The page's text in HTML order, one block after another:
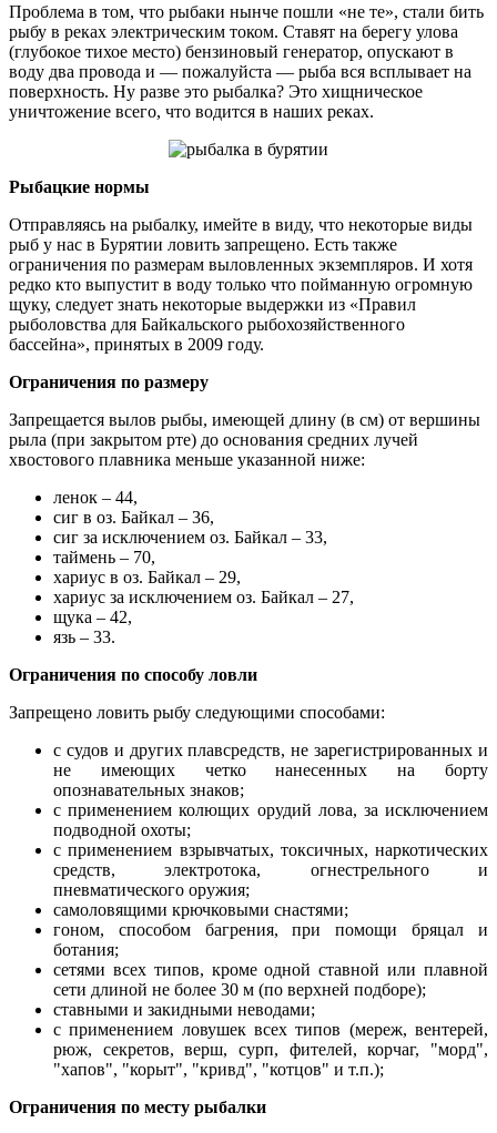
Проблема в том, что рыбаки нынче пошли «не те», стали бить
рыбу в реках электрическим током. Ставят на берегу улова
(глубокое тихое место) бензиновый генератор, опускают в
воду два провода и — пожалуйста — рыба вся всплывает на
поверхность. Ну разве это рыбалка? Это хищническое
уничтожение всего, что водится в наших реках.
Рыбацкие нормы
Отправляясь на рыбалку, имейте в виду, что некоторые виды
рыб у нас в Бурятии ловить запрещено. Есть также
ограничения по размерам выловленных экземпляров. И хотя
редко кто выпустит в воду только что пойманную огромную
щуку, следует знать некоторые выдержки из «Правил
рыболовства для Байкальского рыбохозяйственного
бассейна», принятых в 2009 году.
Ограничения по размеру
Запрещается вылов рыбы, имеющей длину (в см) от вершины
рыла (при закрытом рте) до основания средних лучей
хвостового плавника меньше указанной ниже:
ленок – 44,
сиг в оз. Байкал – 36,
сиг за исключением оз. Байкал – 33,
таймень – 70,
хариус в оз. Байкал – 29,
хариус за исключением оз. Байкал – 27,
щука – 42,
язь – 33.
Ограничения по способу ловли
Запрещено ловить рыбу следующими способами:
с судов и других плавсредств, не зарегистрированных и
не имеющих четко нанесенных на борту
опознавательных знаков;
с применением колющих орудий лова, за исключением
подводной охоты;
с применением взрывчатых, токсичных, наркотических
средств, электротока, огнестрельного и
пневматического оружия;
самоловящими крючковыми снастями;
гоном, способом багрения, при помощи бряцал и
ботания;
сетями всех типов, кроме одной ставной или плавной
сети длиной не более 30 м (по верхней подборе);
ставными и закидными неводами;
с применением ловушек всех типов (мереж, вентерей,
рюж, секретов, верш, сурп, фителей, корчаг, "морд",
"хапов", "корыт", "кривд", "котцов" и т.п.);
Ограничения по месту рыбалки